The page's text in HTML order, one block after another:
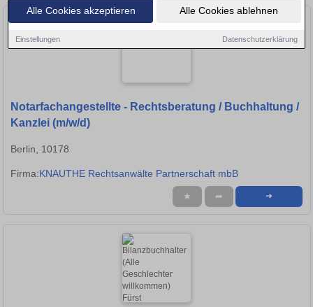
Alle Cookies akzeptieren Alle Cookies ablehnen
Einstellungen Datenschutzerklärung
Notarfachangestellte - Rechtsberatung / Buchhaltung /
Kanzlei (m/w/d)
Berlin, 10178
Firma:KNAUTHE Rechtsanwälte Partnerschaft mbB
★ ➦ ➜